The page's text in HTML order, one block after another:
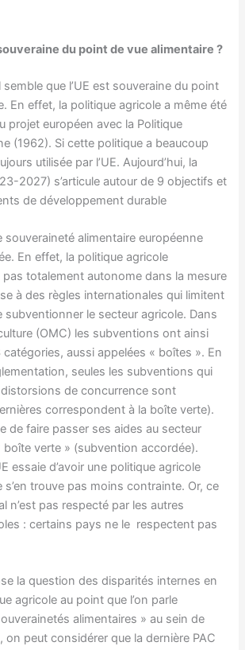
du point de vue alimentaire ?
que l’UE est souveraine du point
En effet, la politique agricole a même été
projet européen avec la Politique
(1962). Si cette politique a beaucoup
utilisée par l’UE. Aujourd’hui, la
2027) s’articule autour de 9 objectifs et
de développement durable
souveraineté alimentaire européenne
En effet, la politique agricole
pas totalement autonome dans la mesure
à des règles internationales qui limitent
subventionner le secteur agricole. Dans
(OMC) les subventions ont ainsi
aussi appelées « boîtes ». En
seules les subventions qui
de concurrence sont
correspondent à la boîte verte).
de faire passer ses aides au secteur
boîte verte » (subvention accordée).
essaie d’avoir une politique agricole
s’en trouve pas moins contrainte. Or, ce
n’est pas respecté par les autres
: certains pays ne le respectent pas
la question des disparités internes en
agricole au point que l’on parle
alimentaires » au sein de
on peut considérer que la dernière PAC